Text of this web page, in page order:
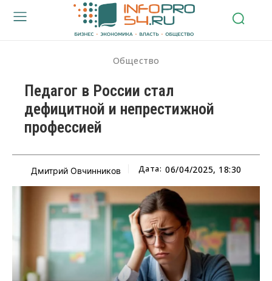
Общество
Педагог в России стал
дефицитной и непрестижной
профессией
Дмитрий Овчинников Дата: 06/04/2025, 18:30